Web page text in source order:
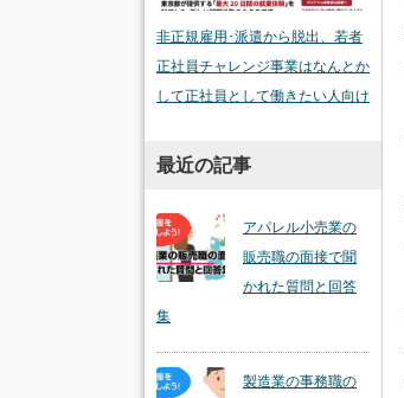
非正規雇用･派遣から脱出、若者
正社員チャレンジ事業はなんとか
して正社員として働きたい人向け
最近の記事
アパレル小売業の
販売職の面接で聞
かれた質問と回答
集
製造業の事務職の